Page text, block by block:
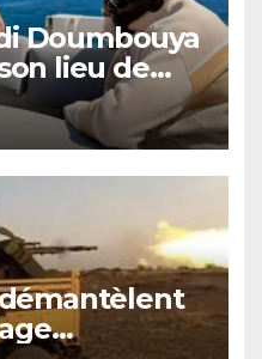
Doumbouya
lieu de
démantèlent